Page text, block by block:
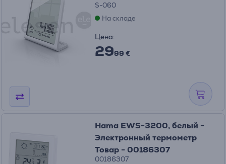
S-060
На складе
Цена:
2999 €
Hama EWS-3200, белый -
Электронный термометр
Товар - 00186307
00186307